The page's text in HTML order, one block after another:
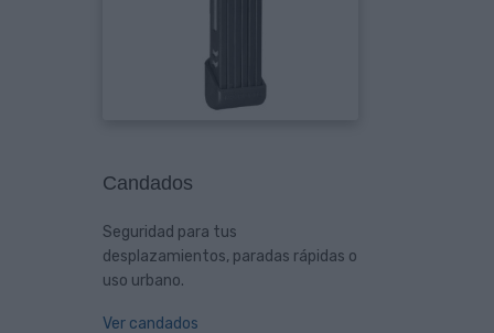
Candados
Seguridad para tus
desplazamientos, paradas rápidas o
uso urbano.
Ver candados